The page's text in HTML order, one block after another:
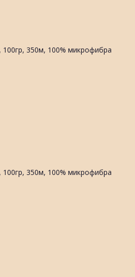
350м, 100% микрофибра
350м, 100% микрофибра